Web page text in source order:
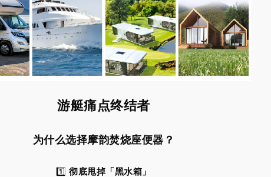
游艇痛点终结者
为什么选择摩韵焚烧座便器？
1️⃣彻底甩掉「黑水箱」